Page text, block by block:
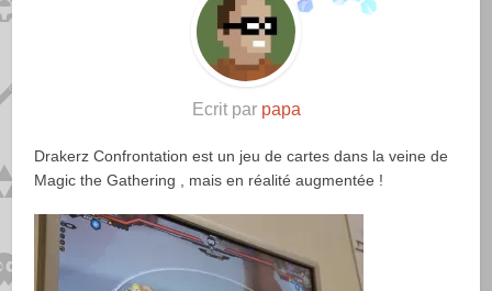
Ecrit par papa
Drakerz Confrontation est un jeu de cartes dans la veine de
Magic the Gathering , mais en réalité augmentée !